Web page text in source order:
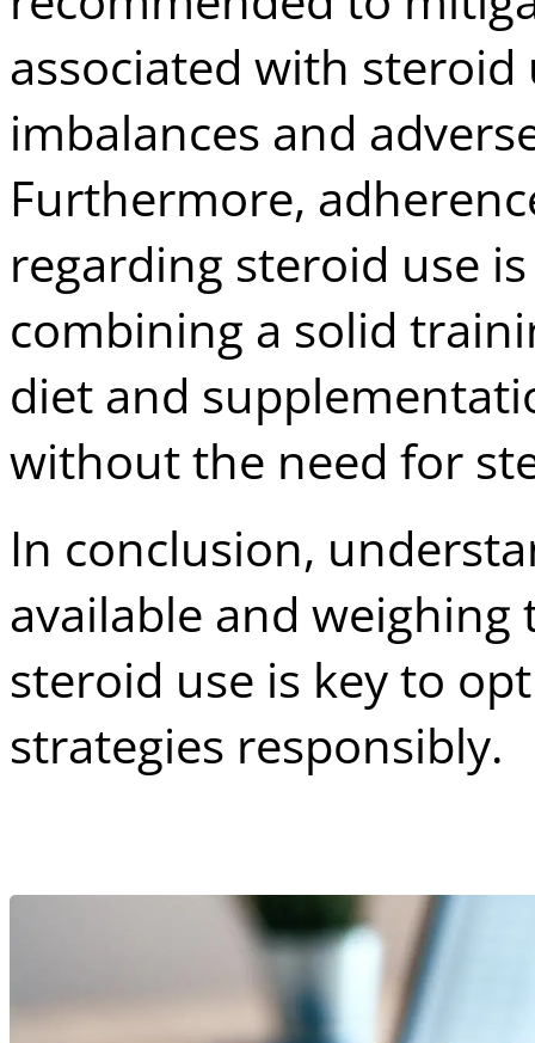
associated with
imbalances and
Furthermore,
regarding steroid use
combining a solid
diet and
without the need for
In conclusion,
available and
steroid use is key to
strategies responsibly.